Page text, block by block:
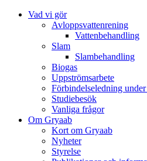
Vad vi gör
Avloppsvattenrening
Vatten­behandling
Slam
Slambehandling
Biogas
Uppströmsarbete
Förbindelseledning
Studiebesök
Vanliga frågor
Om Gryaab
Kort om Gryaab
Nyheter
Styrelse